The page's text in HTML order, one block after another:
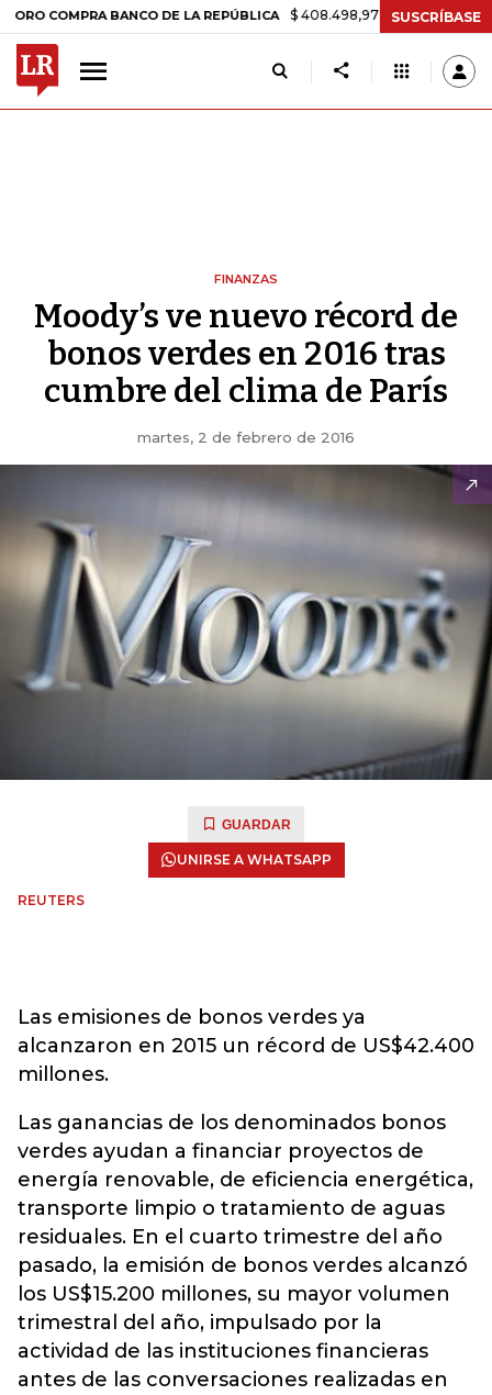
BANCO DE LA REPÚBLICA $ 408.498,97 +$ 8.753,81 +2,19%
SUSCRÍBASE
FINANZAS
Moody’s ve nuevo récord de
bonos verdes en 2016 tras
cumbre del clima de París
martes, 2 de febrero de 2016
GUARDAR
UNIRSE A WHATSAPP
REUTERS
Las emisiones de bonos verdes ya
alcanzaron en 2015 un récord de US$42.400
millones.
Las ganancias de los denominados bonos
verdes ayudan a financiar proyectos de
energía renovable, de eficiencia energética,
transporte limpio o tratamiento de aguas
residuales. En el cuarto trimestre del año
pasado, la emisión de bonos verdes alcanzó
los US$15.200 millones, su mayor volumen
trimestral del año, impulsado por la
actividad de las instituciones financieras
antes de las conversaciones realizadas en